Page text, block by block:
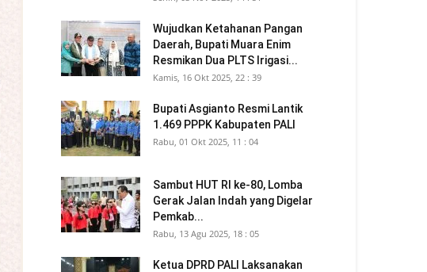
Wujudkan Ketahanan Pangan
Daerah, Bupati Muara Enim
Resmikan Dua PLTS Irigasi...
Kamis, 16 Okt 2025, 22 : 39
Bupati Asgianto Resmi Lantik
1.469 PPPK Kabupaten PALI
Rabu, 01 Okt 2025, 11 : 04
Sambut HUT RI ke-80, Lomba
Gerak Jalan Indah yang Digelar
Pemkab...
Rabu, 13 Agu 2025, 18 : 05
Ketua DPRD PALI Laksanakan